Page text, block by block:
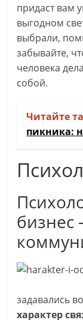
придаст вам
выгодном
выбрали,
забывайте,
человека
собой.
Читайте
пикника:
бизнес
задавались
характер